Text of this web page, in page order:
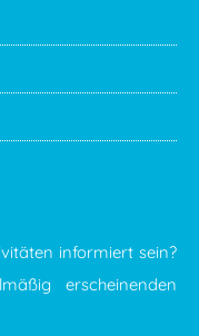
informiert sein?
erscheinenden